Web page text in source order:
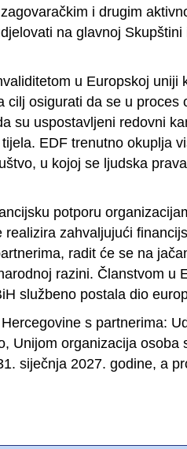
i drugim
na glavnoj
u Europskoj
cilj osigurati da se u
su uspostavljeni redovni
EDF trenutno okuplja
u kojoj se ljudska
potporu
zahvaljujući
radit će se na
razini. Članstvom
službeno postala dio
s partnerima:
Unijom organizacija
siječnja 2027. godine, a